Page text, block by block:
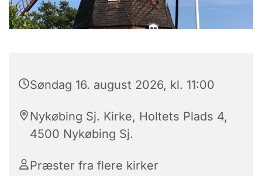
Søndag 16. august 2026, kl. 11:00
Nykøbing Sj. Kirke, Holtets Plads 4,
4500 Nykøbing Sj.
Præster fra flere kirker